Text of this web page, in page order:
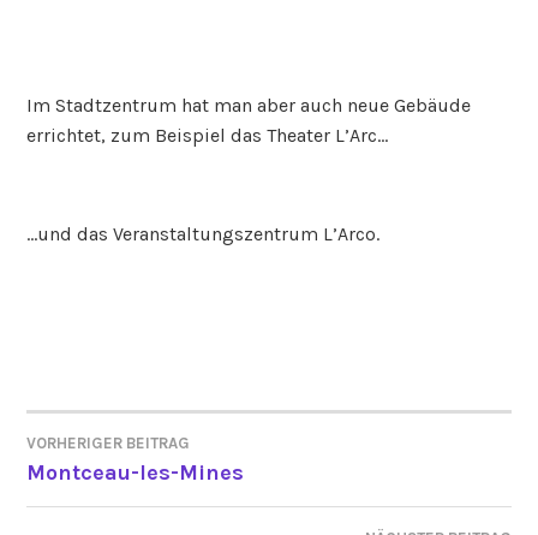
Im Stadtzentrum hat man aber auch neue Gebäude
errichtet, zum Beispiel das Theater L’Arc…
…und das Veranstaltungszentrum L’Arco.
BEITRAGSNAVIGATION
VORHERIGER BEITRAG
Montceau-les-Mines